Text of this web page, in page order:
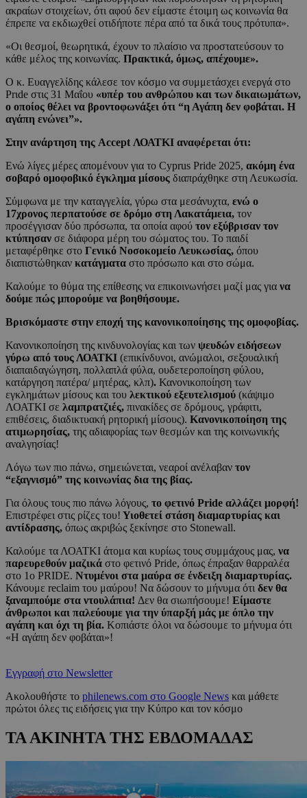
ακραίων στοιχείων, ότι αφού δεν είμαστε έτοιμη ως κοινωνία θα
έπρεπε να εκδιωχθεί οτιδήποτε πέρα από τα δικά τους πρότυπα».
«Οι θεσμοί, θεωρητικά, έχουν το πλαίσιο να προστατεύσουν το
κάθε μέλος της κοινωνίας. Πρακτικά, όμως, απέχουμε».
Ο κ. Ευαγγελίδης κάλεσε τον κόσμο να συμμετάσχει ενεργά στο
Prιde στις 31 Μαΐου «υπέρ του ανθρώπου και των δικαιωμάτων,
ο οποίος θέλει να βροντοφωνάξει ότι “η Αγάπη δεν φοβάται. Η
αγάπη ενώνει”».
Στην ανάρτηση της Accept ΛΟΑΤΚΙ αναφέρεται ότι:
Ενώ λίγες μέρες απομένουν για το Cyprus Pride 2025, ακόμη ένα
σοβαρό ομοφοβικό έγκλημα μίσους διαπράχθηκε στη Λευκωσία.
Σύμφωνα με την καταγγελία, γύρω στα μεσάνυχτα, ενώ ο
17χρονος περπατούσε σε δρόμο στη Λακατάμεια, τον
προσέγγισαν δύο πρόσωπα, τα οποία αφού τον εξύβρισαν τον
κτύπησαν σε διάφορα μέρη του σώματος του. Το παιδί
μεταφέρθηκε στο Γενικό Νοσοκομείο Λευκωσίας, όπου
διαπιστώθηκαν κατάγματα στο πρόσωπο και στο σώμα.
Καλούμε το θύμα της επίθεσης να επικοινωνήσει μαζί μας για να
δούμε πώς μπορούμε να βοηθήσουμε.
Βρισκόμαστε στην εποχή της κανονικοποίησης της ομοφοβίας.
Κανονικοποίηση της κινδυνολογίας και των ψευδών ειδήσεων
γύρω από τους ΛΟΑΤΚΙ (επικίνδυνοι, ανώμαλοι, σεξουαλική
διαπαιδαγώγηση, πολλαπλά φύλα, ουδετεροποίηση φύλου,
κατάργηση πατέρα/ μητέρας, κλπ). Κανονικοποίηση των
εγκλημάτων μίσους και του λεκτικού εξευτελισμού (κάψιμο
ΛΟΑΤΚΙ σε λαμπρατζιές, πινακίδες σε δρόμους, γράφιτι,
επιθέσεις, διαδικτυακή ρητορική μίσους). Κανονικοποίηση της
ατιμωρησίας, της αδιαφορίας των θεσμών και της κοινωνικής
αναλγησίας!
Λόγω των πιο πάνω, σημειώνεται, νεαροί ανέλαβαν τον
“εξαγνισμό” της κοινωνίας δια της βίας.
Για όλους τους πιο πάνω λόγους, το φετινό Pride αλλάζει μορφή!
Επιστρέφει στις ρίζες του! Υιοθετεί στάση διαμαρτυρίας και
αντίδρασης, όπως ακριβώς ξεκίνησε στο Stonewall.
Καλούμε τα ΛΟΑΤΚΙ άτομα και κυρίως τους συμμάχους μας, να
παρευρεθούν μαζικά στο φετινό Pride, όπως έπραξαν θαρραλέα
στο 1ο PRIDE. Ντυμένοι στα μαύρα σε ένδειξη διαμαρτυρίας.
Κάνουμε reclaim του μαύρου! Να δώσουν το μήνυμα ότι δεν θα
ξαναμπούμε στα ντουλάπια! Δεν θα σιωπήσουμε! Είμαστε
άνθρωποι και παλεύουμε για την ύπαρξή μάς με όπλο την
αγάπη και όχι τη βία. Κοπιάστε όλοι να δώσουμε το μήνυμα ότι
«Η αγάπη δεν φοβάται»!
Εγγραφή στο Newsletter
Ακολουθήστε το philenews.com στο Google News και μάθετε
πρώτοι όλες τις ειδήσεις για την Κύπρο και τον κόσμο
ΤΑ ΑΚΙΝΗΤΑ ΤΗΣ ΕΒΔΟΜΑΔΑΣ